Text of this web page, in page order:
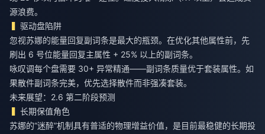
源浪费。
驱动盘陷阱
忽视苏娜的能量回复副词条是最大的瓶颈。在优化其他属性前，先
刷出 6 号位能量回复主属性 + 25% 以上的副词条。
咏叹调每个盘需要 30+ 异常精通——副词条质量优于套装属性。如
果散件副词条完美，优先选择散件而非强凑套装。
未来展望：2.6 第二阶段预测
长期保值角色
苏娜的“迷醉”机制具有普适的物理增益价值，是目前最稳健的长期投